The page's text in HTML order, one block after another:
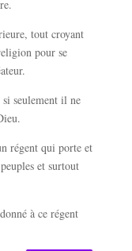
tout croyant
pour se
seulement il ne
régent qui porte et
et surtout
à ce régent